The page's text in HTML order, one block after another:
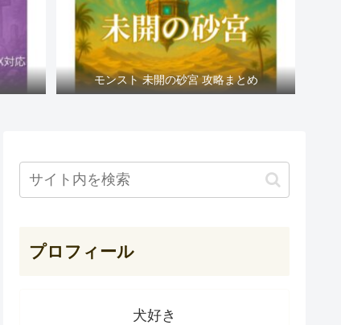
モンスト 未開の砂宮 攻略まとめ
プロフィール
犬好き